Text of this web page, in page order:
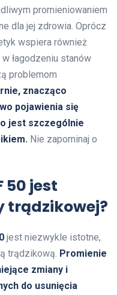
promieniowaniem
dla jej zdrowia. Oprócz
wspiera również
łagodzeniu stanów
problemom
znacząco
pojawienia się
jest szczególnie
Nie zapominaj o
50 jest
trądzikowej?
jest niezwykle istotne,
trądzikową. Promienie
zmiany i
do usunięcia